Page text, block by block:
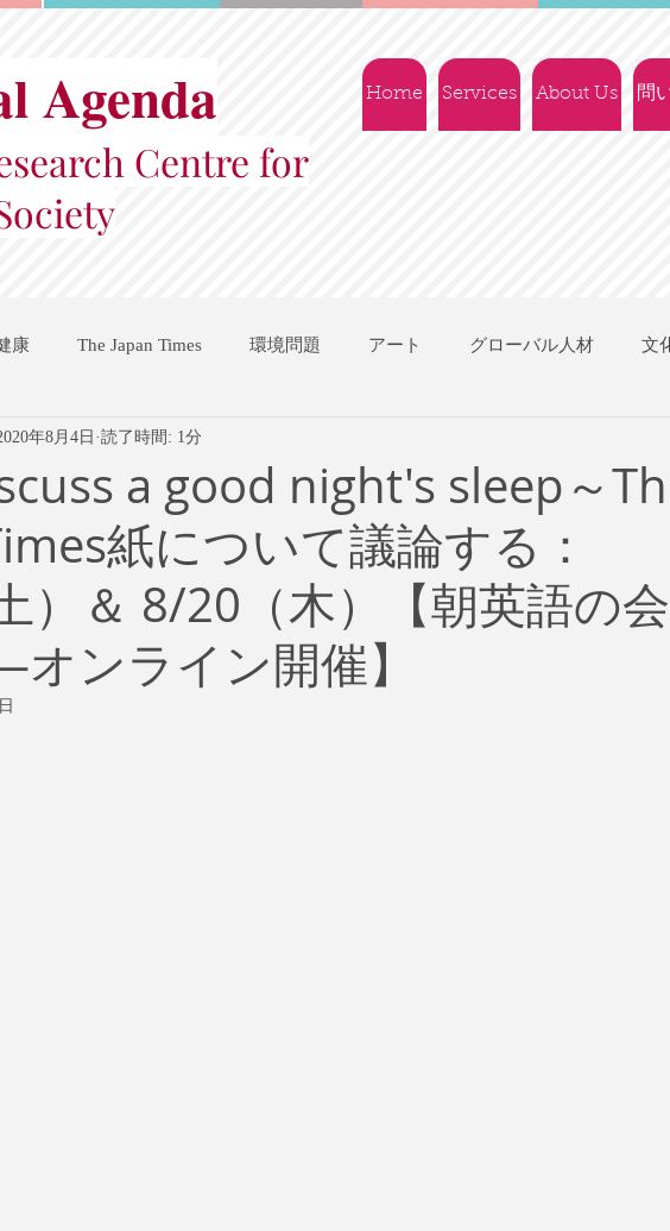
Agenda
Centre for
Home Services About Us 問
康 The Japan Times 環境問題 アート グローバル人材 文
国際機関 地域振興
政治 ビジネス リスク ブランド 新型コロナウイルス
ライティング ソーシャル・メディア 資格試験
a good night's sleep～
紙について議論する：
）＆ 8/20（木）【朝英語の
ンライン開催】
年8月4日 読了時間: 1分